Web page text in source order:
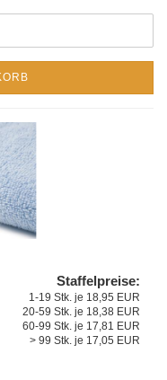
Staffelpreise:
1-19 Stk. je 18,95 EUR
20-59 Stk. je 18,38 EUR
60-99 Stk. je 17,81 EUR
> 99 Stk. je 17,05 EUR